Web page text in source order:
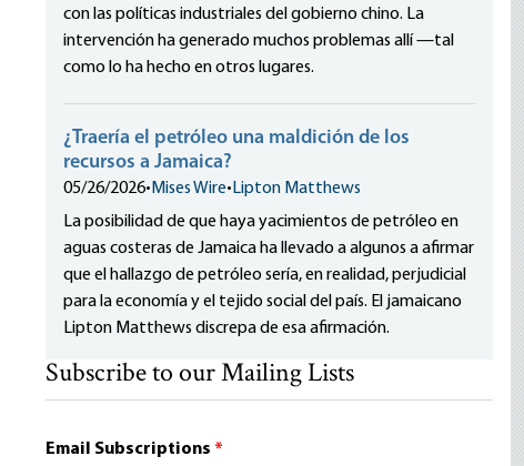
con las políticas industriales del gobierno chino. La
intervención ha generado muchos problemas allí —tal
como lo ha hecho en otros lugares.
¿Traería el petróleo una maldición de los
recursos a Jamaica?
05/26/2026• Mises Wire• Lipton Matthews
La posibilidad de que haya yacimientos de petróleo en
aguas costeras de Jamaica ha llevado a algunos a afirmar
que el hallazgo de petróleo sería, en realidad, perjudicial
para la economía y el tejido social del país. El jamaicano
Lipton Matthews discrepa de esa afirmación.
Subscribe to our Mailing Lists
Email Subscriptions *